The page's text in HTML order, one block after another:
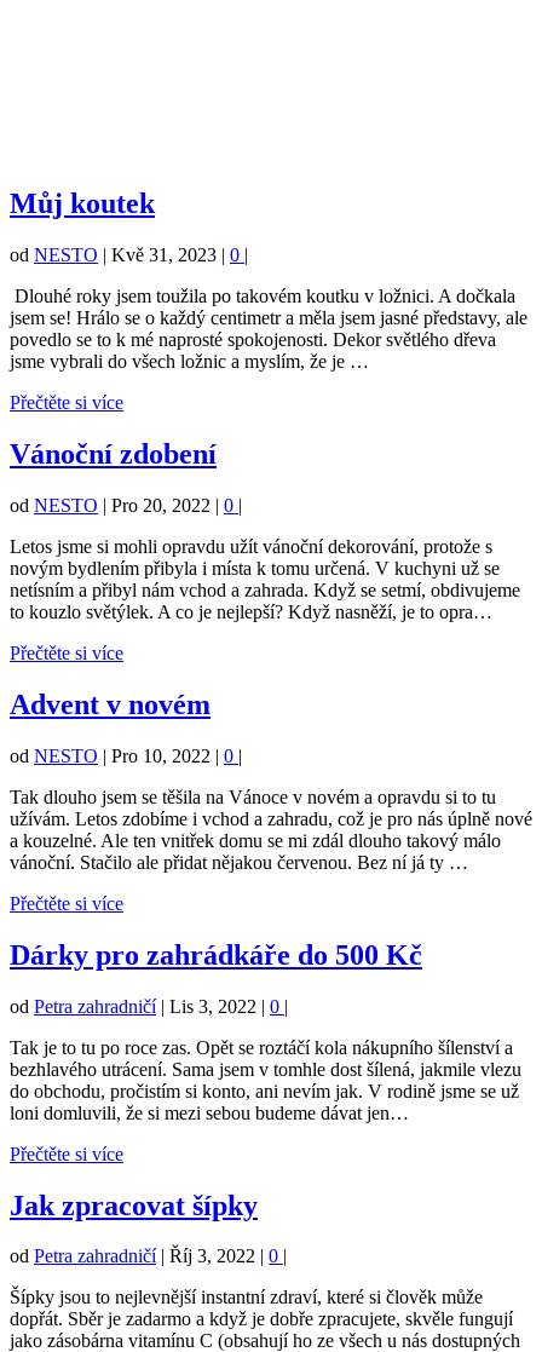
Můj koutek
od NESTO | Kvě 31, 2023 | 0 |
Dlouhé roky jsem toužila po takovém koutku v ložnici. A dočkala
jsem se! Hrálo se o každý centimetr a měla jsem jasné představy, ale
povedlo se to k mé naprosté spokojenosti. Dekor světlého dřeva
jsme vybrali do všech ložnic a myslím, že je …
Přečtěte si více
Vánoční zdobení
od NESTO | Pro 20, 2022 | 0 |
Letos jsme si mohli opravdu užít vánoční dekorování, protože s
novým bydlením přibyla i místa k tomu určená. V kuchyni už se
netísním a přibyl nám vchod a zahrada. Když se setmí, obdivujeme
to kouzlo světýlek. A co je nejlepší? Když nasněží, je to opra…
Přečtěte si více
Advent v novém
od NESTO | Pro 10, 2022 | 0 |
Tak dlouho jsem se těšila na Vánoce v novém a opravdu si to tu
užívám. Letos zdobíme i vchod a zahradu, což je pro nás úplně nové
a kouzelné. Ale ten vnitřek domu se mi zdál dlouho takový málo
vánoční. Stačilo ale přidat nějakou červenou. Bez ní já ty …
Přečtěte si více
Dárky pro zahrádkáře do 500 Kč
od Petra zahradničí| Lis 3, 2022 | 0 |
Tak je to tu po roce zas. Opět se roztáčí kola nákupního šílenství a
bezhlavého utrácení. Sama jsem v tomhle dost šílená, jakmile vlezu
do obchodu, pročistím si konto, ani nevím jak. V rodině jsme se už
loni domluvili, že si mezi sebou budeme dávat jen…
Přečtěte si více
Jak zpracovat šípky
od Petra zahradničí Říj 3, 2022 0
Šípky jsou to nejlevnější instantní zdraví, které si člověk může
dopřát. Sběr je zadarmo a když je dobře zpracujete, skvěle fungují
jako zásobárna vitamínu C (obsahují ho ze všech u nás dostupných